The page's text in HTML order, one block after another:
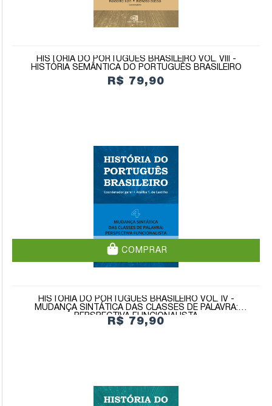
HISTÓRIA DO PORTUGUÊS BRASILEIRO VOL. VIII -
HISTÓRIA SEMÂNTICA DO PORTUGUÊS BRASILEIRO
R$ 79,90
COMPRAR
HISTÓRIA DO PORTUGUÊS BRASILEIRO VOL. IV -
MUDANÇA SINTÁTICA DAS CLASSES DE PALAVRA:
PERSPECTIVA FUNCIONALISTA
R$ 79,90